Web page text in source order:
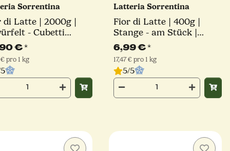
Sorrentina
di Latte | 2000g |
- Cubetti
| Latteria
€*
€ pro 1 kg
Latteria Sorrentina
Fior di Latte | 400g |
Stange - am Stück |
Latteria Sorrentina
6,99 €*
17,47 € pro 1 kg
5/5